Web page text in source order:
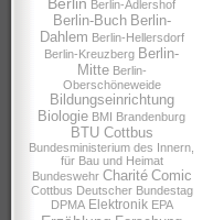
Berlin-Adlershof
Berlin-Buch Berlin-
Dahlem Berlin-Hellersdorf
Berlin-Kreuzberg Berlin-
Mitte Berlin-
Oberschöneweide
Bildungseinrichtung
Biologie BMI Brandenburg
BTU Cottbus
Bundesministerium des Innern,
für Bau und Heimat
Bundeswehr Charité Comic
Cottbus Deutscher Bundestag
DPMA Elektronik EPA